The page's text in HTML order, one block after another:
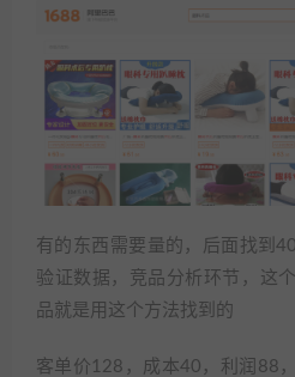
有的东西需要量的，后面找到
验证数据，竞品分析环节，这
品就是用这个方法找到的
客单价128，成本40，利润88